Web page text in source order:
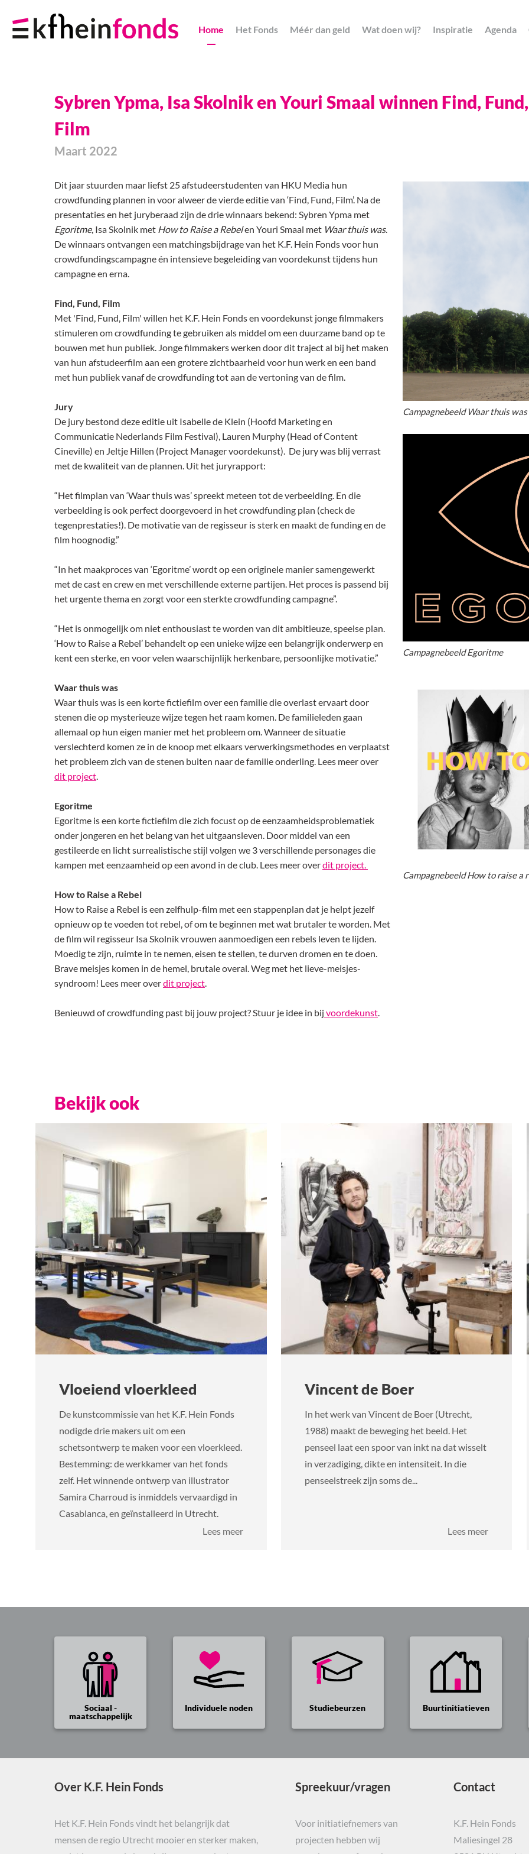
Navigation
Links
Home Het Fonds Méér dan geld Wat doen wij? Inspiratie Agenda
Sybren Ypma, Isa Skolnik en Youri Smaal winnen Find, Fund,
Film
Maart 2022
Dit jaar stuurden maar liefst 25 afstudeerstudenten van HKU Media hun
crowdfunding plannen in voor alweer de vierde editie van ‘Find, Fund, Film’. Na de
presentaties en het juryberaad zijn de drie winnaars bekend: Sybren Ypma met
Egoritme, Isa Skolnik met How to Raise a Rebelen Youri Smaal met Waar thuis was.
De winnaars ontvangen een matchingsbijdrage van het K.F. Hein Fonds voor hun
crowdfundingscampagne én intensieve begeleiding van voordekunst tijdens hun
campagne en erna.
Find, Fund, Film
Met 'Find, Fund, Film' willen het K.F. Hein Fonds en voordekunst jonge filmmakers
stimuleren om crowdfunding te gebruiken als middel om een duurzame band op te
bouwen met hun publiek. Jonge filmmakers werken door dit traject al bij het maken
van hun afstudeerfilm aan een grotere zichtbaarheid voor hun werk en een band
met hun publiek vanaf de crowdfunding tot aan de vertoning van de film.
Jury
De jury bestond deze editie uit Isabelle de Klein (Hoofd Marketing en
Communicatie Nederlands Film Festival), Lauren Murphy (Head of Content
Cineville) en Jeltje Hillen (Project Manager voordekunst). De jury was blij verrast
met de kwaliteit van de plannen. Uit het juryrapport:
“Het filmplan van ‘Waar thuis was’ spreekt meteen tot de verbeelding. En die
verbeelding is ook perfect doorgevoerd in het crowdfunding plan (check de
tegenprestaties!). De motivatie van de regisseur is sterk en maakt de funding en de
film hoognodig.”
“In het maakproces van ‘Egoritme’ wordt op een originele manier samengewerkt
met de cast en crew en met verschillende externe partijen. Het proces is passend bij
het urgente thema en zorgt voor een sterkte crowdfunding campagne”.
“Het is onmogelijk om niet enthousiast te worden van dit ambitieuze, speelse plan.
‘How to Raise a Rebel’ behandelt op een unieke wijze een belangrijk onderwerp en
kent een sterke, en voor velen waarschijnlijk herkenbare, persoonlijke motivatie.”
Waar thuis was
Waar thuis was is een korte fictiefilm over een familie die overlast ervaart door
stenen die op mysterieuze wijze tegen het raam komen. De familieleden gaan
allemaal op hun eigen manier met het probleem om. Wanneer de situatie
verslechterd komen ze in de knoop met elkaars verwerkingsmethodes en verplaatst
het probleem zich van de stenen buiten naar de familie onderling. Lees meer over
dit project.
Egoritme
Egoritme is een korte fictiefilm die zich focust op de eenzaamheidsproblematiek
onder jongeren en het belang van het uitgaansleven. Door middel van een
gestileerde en licht surrealistische stijl volgen we 3 verschillende personages die
kampen met eenzaamheid op een avond in de club. Lees meer overdit project.
How to Raise a Rebel
How to Raise a Rebel is een zelfhulp-film met een stappenplan dat je helpt jezelf
opnieuw op te voeden tot rebel, of om te beginnen met wat brutaler te worden. Met
de film wil regisseur Isa Skolnik vrouwen aanmoedigen een rebels leven te lijden.
Moedig te zijn, ruimte in te nemen, eisen te stellen, te durven dromen en te doen.
Brave meisjes komen in de hemel, brutale overal. Weg met het lieve-meisjes-
syndroom! Lees meer overdit project.
Benieuwd of crowdfunding past bij jouw project? Stuur je idee in bij voordekunst.
Campagnebeeld Waar thuis was
Campagnebeeld Egoritme
Campagnebeeld How to raise a
Bekijk ook
Vloeiend vloerkleed
De kunstcommissie van het K.F. Hein Fonds
nodigde drie makers uit om een
schetsontwerp te maken voor een vloerkleed.
Bestemming: de werkkamer van het fonds
zelf. Het winnende ontwerp van illustrator
Samira Charroud is inmiddels vervaardigd in
Casablanca, en geïnstalleerd in Utrecht.
Lees meerover
Vincent de Boer
In het werk van Vincent de Boer (Utrecht,
1988) maakt de beweging het beeld. Het
penseel laat een spoor van inkt na dat wisselt
in verzadiging, dikte en intensiteit. In die
penseelstreek zijn soms de...
Lees meerover
Sociaal -
maatschappelijk
Individuele noden Studiebeurzen Buurtinitiatieven
Over K.F. Hein Fonds
Het K.F. Hein Fonds vindt het belangrijk dat
mensen de regio Utrecht mooier en sterker maken,
Spreekuur/vragen
Voor initiatiefnemers van
projecten hebben wij
Contact
K.F. Hein Fonds
Maliesingel 28